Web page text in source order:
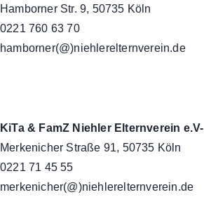
Hamborner Str. 9, 50735 Köln
0221 760 63 70
hamborner(@)niehlerelternverein.de
KiTa & FamZ Niehler Elternverein e.V-
Merkenicher Straße 91, 50735 Köln
0221 71 45 55
merkenicher(@)niehlerelternverein.de